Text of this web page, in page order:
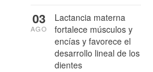
Lactancia materna
fortalece músculos y
encías y favorece el
desarrollo lineal de los
dientes
03
AGO